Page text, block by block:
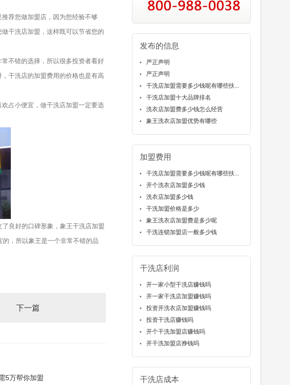
荐您做加盟店，因为您经验不够
干洗店加盟，这样既可以节省您的
不错的选择，所以很多投资者看好
干洗店的加盟费用的价格也是有高
占小便宜，做干洗店加盟一定要选
良好的口碑形象，象王干洗店加盟
，所以象王是一个非常不错的品
下一篇
5万帮你加盟
发布的信息
严正声明
严正声明
干洗店加盟需要多少钱呢有哪些扶...
干洗店加盟十大品牌排名
洗衣店加盟费多少钱怎么经营
象王洗衣店加盟优势有哪些
加盟费用
干洗店加盟需要多少钱呢有哪些扶...
开个洗衣店加盟多少钱
洗衣店加盟多少钱
干洗加盟价格是多少
象王洗衣店加盟费是多少呢
干洗连锁加盟店一般多少钱
干洗店利润
开一家小型干洗店赚钱吗
开一家干洗店加盟赚钱吗
投资开洗衣店加盟赚钱吗
投资干洗店赚钱吗
开个干洗加盟店赚钱吗
开干洗加盟店挣钱吗
干洗店成本